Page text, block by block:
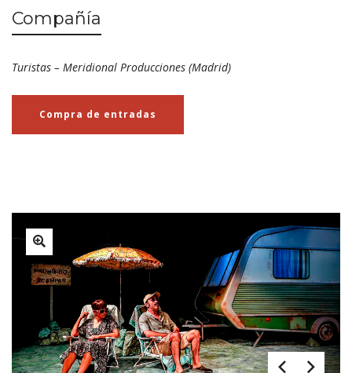
Compañía
Turistas – Meridional Producciones (Madrid)
Compra de entradas